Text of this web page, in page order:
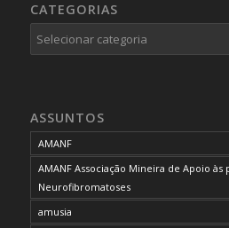
CATEGORIAS
Categorias
ASSUNTOS
AMANF
AMANF Associação Mineira de Apoio às
Neurofibromatoses
amusia